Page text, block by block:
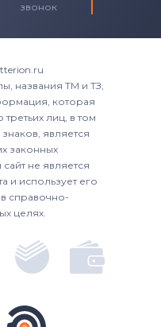
звонок
названия ТМ и ТЗ,
которая
лиц, в том
является
законных
не является
и использует его
справочно-
целях.